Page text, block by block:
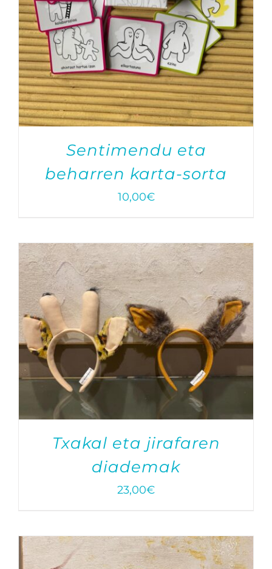
Sentimendu eta
beharren karta-sorta
10,00€
Txakal eta jirafaren
diademak
23,00€